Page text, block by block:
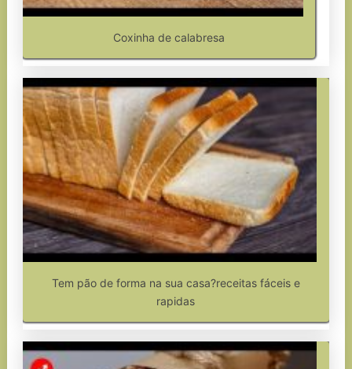
Coxinha de calabresa
Tem pão de forma na sua casa?receitas fáceis e
rapidas